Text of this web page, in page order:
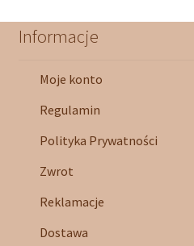
Informacje
Moje konto
Regulamin
Polityka Prywatności
Zwrot
Reklamacje
Dostawa